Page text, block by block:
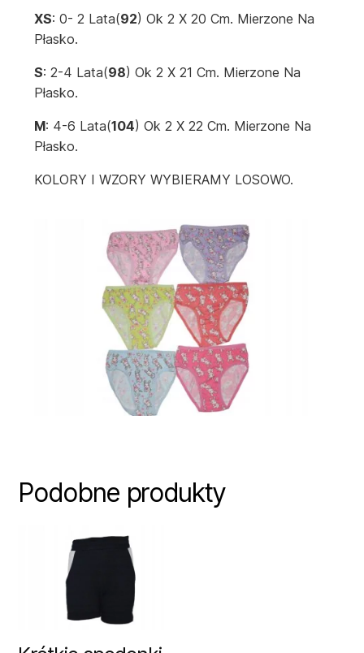
XS: 0- 2 Lata(92) Ok 2 X 20 Cm. Mierzone Na
Płasko.
S: 2-4 Lata(98) Ok 2 X 21 Cm. Mierzone Na
Płasko.
M: 4-6 Lata(104) Ok 2 X 22 Cm. Mierzone Na
Płasko.
KOLORY I WZORY WYBIERAMY LOSOWO.
Podobne produkty